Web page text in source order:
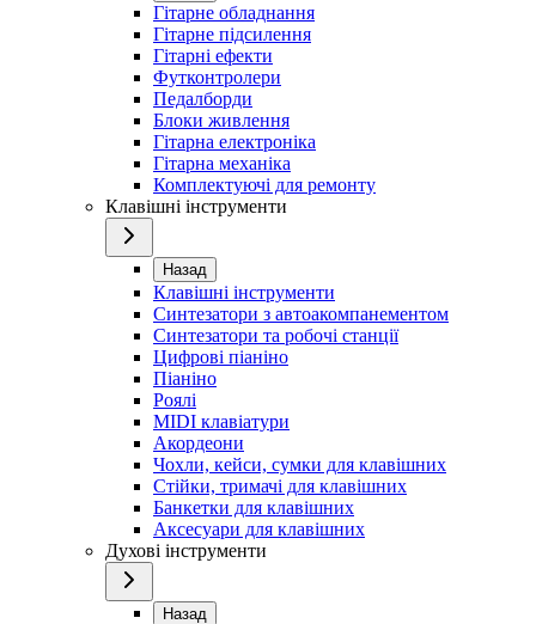
Гітарне обладнання
Гітарне підсилення
Гітарні ефекти
Футконтролери
Педалборди
Блоки живлення
Гітарна електроніка
Гітарна механіка
Комплектуючі для ремонту
Клавішні інструменти
Назад
Клавішні інструменти
Синтезатори з автоакомпанементом
Синтезатори та робочі станції
Цифрові піаніно
Піаніно
Роялі
MIDI клавіатури
Акордеони
Чохли, кейси, сумки для клавішних
Стійки, тримачі для клавішних
Банкетки для клавішних
Аксесуари для клавішних
Духові інструменти
Назад